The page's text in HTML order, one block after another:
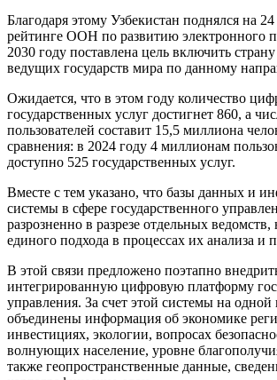
Благодаря этому Узбекистан поднялся на
рейтинге ООН по развитию электронного
2030 году поставлена цель включить
ведущих государств мира по данному
Ожидается, что в этом году количество
государственных услуг достигнет 860, а
пользователей составит 15,5 миллиона
сравнения: в 2024 году 4 миллионам
доступно 525 государственных услуг.
Вместе с тем указано, что базы данных и
системы в сфере государственного
разрозненно в разрезе отдельных ведомств,
единого подхода в процессах их анализа и
В этой связи предложено поэтапно
интегрированную цифровую платформу
управления. За счет этой системы на одной
объединены информация об экономике
инвестициях, экологии, вопросах
волнующих население, уровне
также геопространственные данные,